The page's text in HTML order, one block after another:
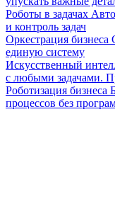
Роботы в задачах
и контроль задач
Оркестрация бизнеса
единую систему
Искусственный
с любыми задачами.
Роботизация бизнеса
процессов без